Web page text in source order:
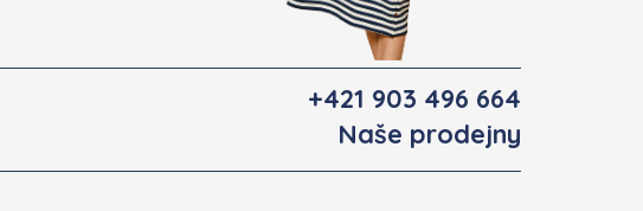
+421 903 496 664
Naše prodejny